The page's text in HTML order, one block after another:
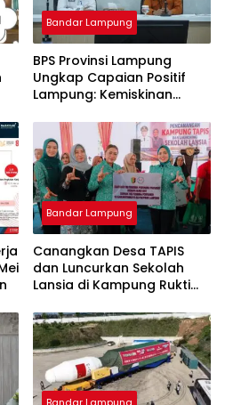
Bandar Lampung
BPS Provinsi Lampung
Ungkap Capaian Positif
Lampung: Kemiskinan
Ekonomi Terus Tumbuh
Bandar Lampung
Canangkan Desa TAPIS
dan Luncurkan Sekolah
Lansia di Kampung Rukti
Lampung Dorong
Pembangunan SDM Dimulai
dari Desa